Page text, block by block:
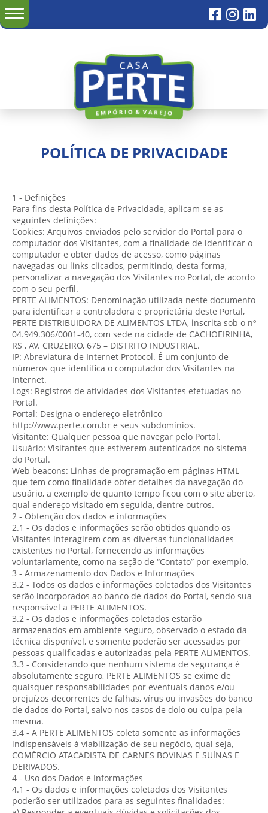
POLÍTICA DE PRIVACIDADE
1 - Definições
Para fins desta Política de Privacidade, aplicam-se as
seguintes definições:
Cookies: Arquivos enviados pelo servidor do Portal para o
computador dos Visitantes, com a finalidade de identificar o
computador e obter dados de acesso, como páginas
navegadas ou links clicados, permitindo, desta forma,
personalizar a navegação dos Visitantes no Portal, de acordo
com o seu perfil.
PERTE ALIMENTOS: Denominação utilizada neste documento
para identificar a controladora e proprietária deste Portal,
PERTE DISTRIBUIDORA DE ALIMENTOS LTDA, inscrita sob o nº
04.949.306/0001-40, com sede na cidade de CACHOEIRINHA,
RS , AV. CRUZEIRO, 675 – DISTRITO INDUSTRIAL.
IP: Abreviatura de Internet Protocol. É um conjunto de
números que identifica o computador dos Visitantes na
Internet.
Logs: Registros de atividades dos Visitantes efetuadas no
Portal.
Portal: Designa o endereço eletrônico
http://www.perte.com.br e seus subdomínios.
Visitante: Qualquer pessoa que navegar pelo Portal.
Usuário: Visitantes que estiverem autenticados no sistema
do Portal.
Web beacons: Linhas de programação em páginas HTML
que tem como finalidade obter detalhes da navegação do
usuário, a exemplo de quanto tempo ficou com o site aberto,
qual endereço visitado em seguida, dentre outros.
2 - Obtenção dos dados e informações
2.1 - Os dados e informações serão obtidos quando os
Visitantes interagirem com as diversas funcionalidades
existentes no Portal, fornecendo as informações
voluntariamente, como na seção de “Contato” por exemplo.
3 - Armazenamento dos Dados e Informações
3.2 - Todos os dados e informações coletados dos Visitantes
serão incorporados ao banco de dados do Portal, sendo sua
responsável a PERTE ALIMENTOS.
3.2 - Os dados e informações coletados estarão
armazenados em ambiente seguro, observado o estado da
técnica disponível, e somente poderão ser acessadas por
pessoas qualificadas e autorizadas pela PERTE ALIMENTOS.
3.3 - Considerando que nenhum sistema de segurança é
absolutamente seguro, PERTE ALIMENTOS se exime de
quaisquer responsabilidades por eventuais danos e/ou
prejuízos decorrentes de falhas, vírus ou invasões do banco
de dados do Portal, salvo nos casos de dolo ou culpa pela
mesma.
3.4 - A PERTE ALIMENTOS coleta somente as informações
indispensáveis à viabilização de seu negócio, qual seja,
COMÉRCIO ATACADISTA DE CARNES BOVINAS E SUÍNAS E
DERIVADOS.
4 - Uso dos Dados e Informações
4.1 - Os dados e informações coletados dos Visitantes
poderão ser utilizados para as seguintes finalidades: